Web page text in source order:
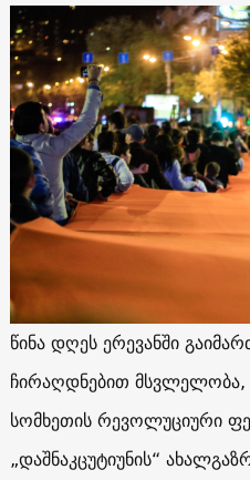
წინა დღეს ერევანში
ჩირაღდნებით
სომხეთის რევოლუციური
„დაშნაკცუტიუნის“